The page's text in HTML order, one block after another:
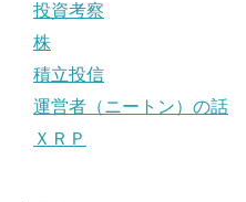
投資考察
株
積立投信
運営者（ニートン）の話
ＸＲＰ